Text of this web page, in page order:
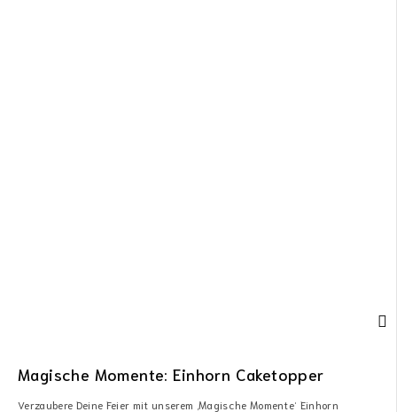
Magische Momente: Einhorn Caketopper
Verzaubere Deine Feier mit unserem ‚Magische Momente‘ Einhorn